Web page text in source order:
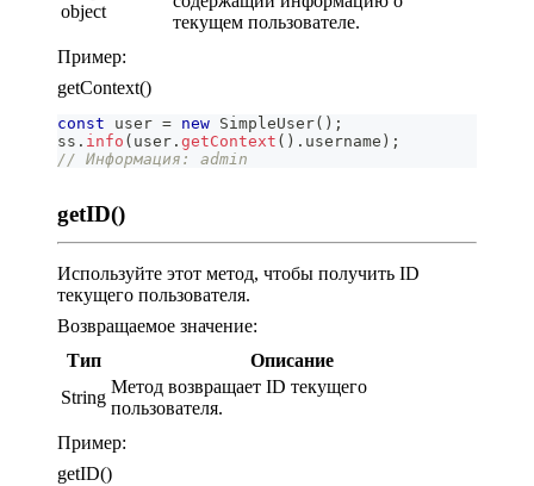
object
текущем пользователе.
Пример:
getContext()
const user = new SimpleUser( ) ;
ss . info ( user . getContext ( ) . username ) ;
// Информация: admin
getID()
Используйте этот метод, чтобы получить ID
текущего пользователя.
Возвращаемое значение:
Тип
Описание
String
Метод возвращает ID текущего
пользователя.
Пример:
getID()